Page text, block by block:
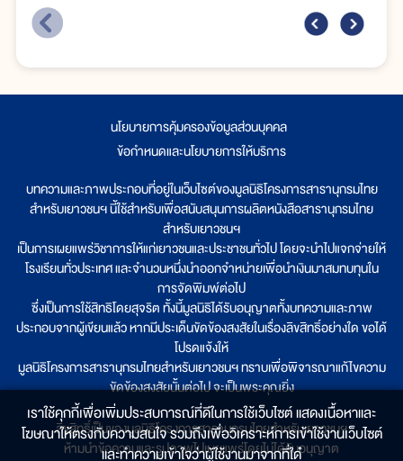
นโยบายการคุ้มครองข้อมูลส่วนบุคคล
ข้อกำหนดและนโยบายการให้บริการ
บทความและภาพประกอบที่อยู่ในเว็บไซต์ของมูลนิธิโครงการสารานุกรมไทย
สำหรับเยาวชนฯ นี้ใช้สำหรับเพื่อสนับสนุนการผลิตหนังสือสารานุกรมไทย
สำหรับเยาวชนฯ
เป็นการเผยแพร่วิชาการให้แก่เยาวชนและประชาชนทั่วไป โดยจะนำไปแจกจ่ายให้
โรงเรียนทั่วประเทศ และจำนวนหนึ่งนำออกจำหน่ายเพื่อนำเงินมาสมทบทุนใน
การจัดพิมพ์ต่อไป
ซึ่งเป็นการใช้สิทธิโดยสุจริต ทั้งนี้มูลนิธิได้รับอนุญาตทั้งบทความและภาพ
ประกอบจากผู้เขียนแล้ว หากมีประเด็นขัดข้องสงสัยในเรื่องลิขสิทธิ์อย่างใด ขอได้
โปรดแจ้งให้
มูลนิธิโครงการสารานุกรมไทยสำหรับเยาวชนฯ ทราบเพื่อพิจารณาแก้ไขความ
ขัดข้องสงสัยนั้นต่อไป จะเป็นพระคุณยิ่ง
ลิขสิทธิ์เป็นของมูลนิธิโครงการสารานุกรมไทยสำหรับเยาวชนฯ
ห้ามนำข้อความและรูปภาพไปเผยแพร่โดยไม่ได้รับอนุญาต
เราใช้คุกกี้เพื่อเพิ่มประสบการณ์ที่ดีในการใช้เว็บไซต์ แสดงเนื้อหาและ
โฆษณาให้ตรงกับความสนใจ รวมถึงเพื่อวิเคราะห์การเข้าใช้งานเว็บไซต์
และทำความเข้าใจว่าผู้ใช้งานมาจากที่ใด๋